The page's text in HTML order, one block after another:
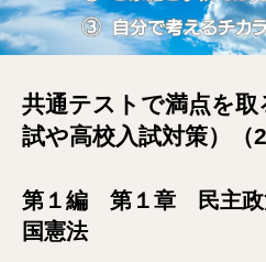
共通テストで満点を取
試や高校入試対策）（2
第１編 第１章 民主政
国憲法